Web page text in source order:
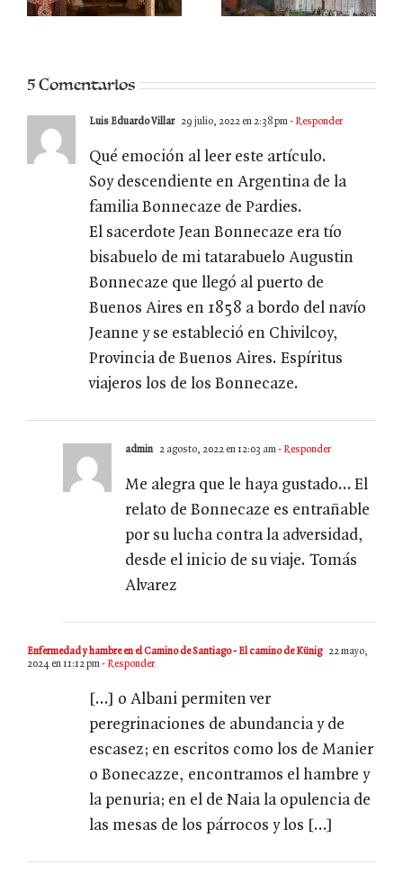
5 Comentarios
Luis Eduardo Villar 29 julio, 2022 en 2:38 pm- Responder
Qué emoción al leer este artículo.
Soy descendiente en Argentina de la
familia Bonnecaze de Pardies.
El sacerdote Jean Bonnecaze era tío
bisabuelo de mi tatarabuelo Augustin
Bonnecaze que llegó al puerto de
Buenos Aires en 1858 a bordo del navío
Jeanne y se estableció en Chivilcoy,
Provincia de Buenos Aires. Espíritus
viajeros los de los Bonnecaze.
admin 2 agosto, 2022 en 12:03 am- Responder
Me alegra que le haya gustado… El
relato de Bonnecaze es entrañable
por su lucha contra la adversidad,
desde el inicio de su viaje. Tomás
Alvarez
Enfermedad y hambre en el Camino de Santiago - El camino de Künig 22 mayo,
2024 en 11:12 pm- Responder
[…] o Albani permiten ver
peregrinaciones de abundancia y de
escasez; en escritos como los de Manier
o Bonecazze, encontramos el hambre y
la penuria; en el de Naia la opulencia de
las mesas de los párrocos y los […]